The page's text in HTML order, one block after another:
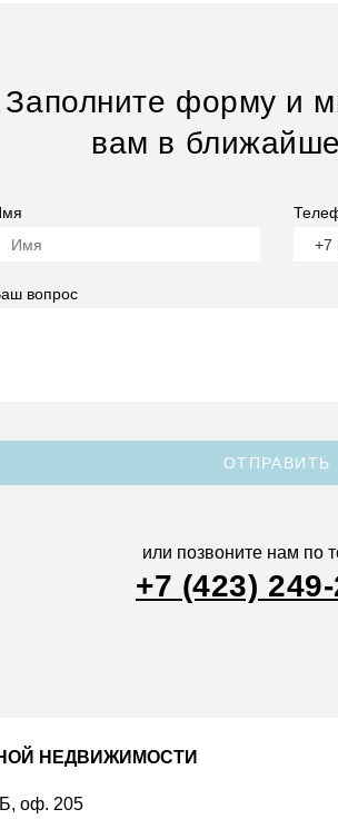
Заполните форму и
вам в
вопрос
ОТПРАВИТЬ
или позвоните нам по
+7 (423)
НЕДВИЖИМОСТИ
Б, оф. 205